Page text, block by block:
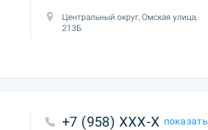
Центральный округ, Омская улица,
213Б
+7 (958) XXX-X показать